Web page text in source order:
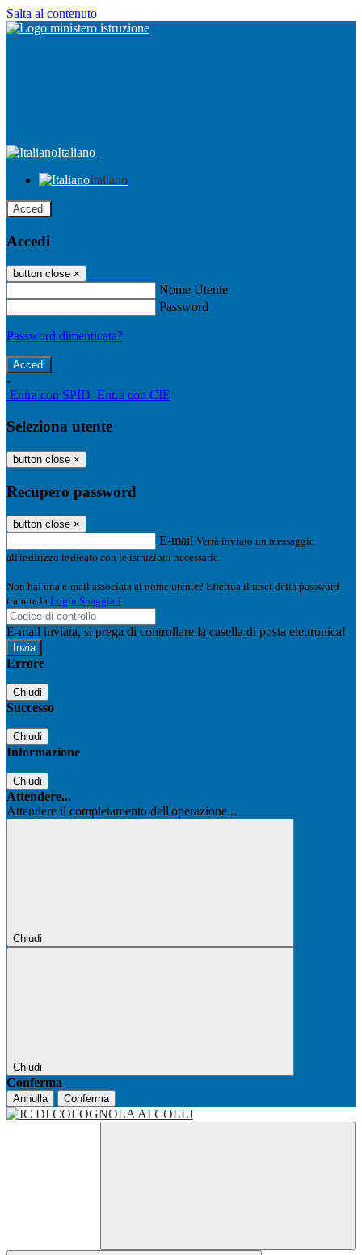
Salta al contenuto
Italiano
Italiano
Accedi
Accedi
button close ×
Nome Utente
Password
Password dimenticata?
-
Entra con SPID Entra con CIE
Seleziona utente
button close ×
Recupero password
button close ×
E-mail Verrà inviato un messaggio
all'indirizzo indicato con le istruzioni necessarie.
Non hai una e-mail associata al nome utente? Effettua il reset della password
tramite la Login Spaggiari
E-mail inviata, si prega di controllare la casella di posta elettronica!
Errore
Chiudi
Successo
Chiudi
Informazione
Chiudi
Attendere...
Attendere il completamento dell'operazione...
Chiudi
Chiudi
Conferma
Annulla Conferma